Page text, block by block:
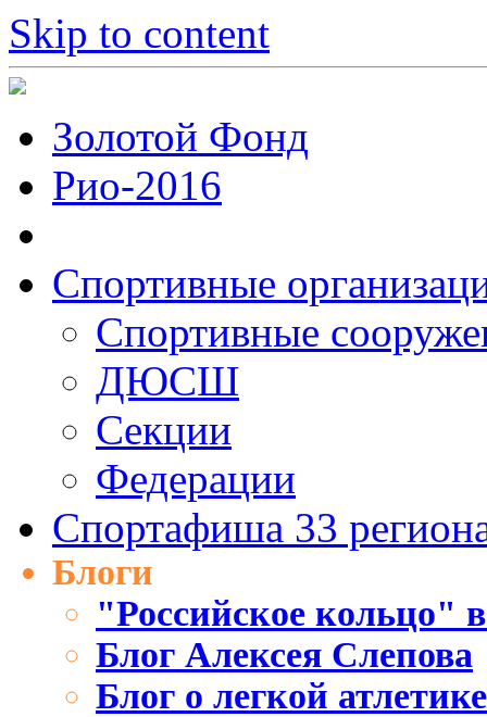
Skip to content
Золотой Фонд
Рио-2016
Спортивные
Cпортивные
ДЮСШ
Секции
Федерации
Спортафиша 33
Блоги
"Российское кольцо"
Блог Алексея Слепова
Блог о легкой